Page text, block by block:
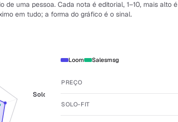
de uma pessoa. Cada nota é editorial, 1–10, mais alto é
em tudo; a forma do gráfico é o sinal.
Solo-fit
Loom Salesmsg
PREÇO
SOLO-FIT